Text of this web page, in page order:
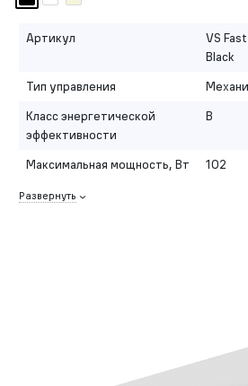
Артикул
VS
Black
Тип управления
Класс энергетической
эффективности
B
Максимальная мощность, Вт 102
Развернуть